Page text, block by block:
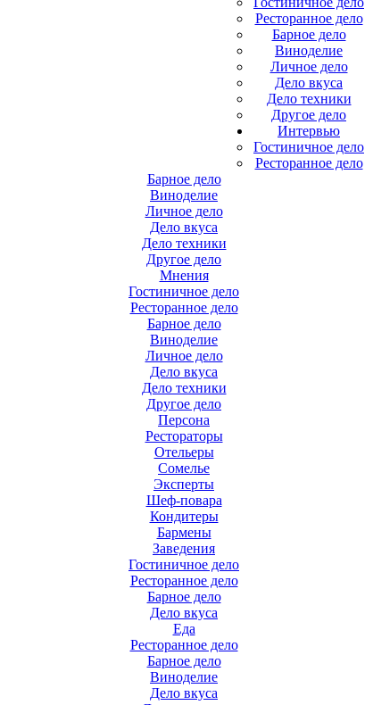
Ресторанное дело
Барное дело
Виноделие
Личное дело
Дело вкуса
Дело техники
Другое дело
Интервью
Гостиничное дело
Ресторанное дело
Барное дело
Виноделие
Личное дело
Дело вкуса
Дело техники
Другое дело
Мнения
Гостиничное дело
Ресторанное дело
Барное дело
Виноделие
Личное дело
Дело вкуса
Дело техники
Другое дело
Персона
Рестораторы
Отельеры
Сомелье
Эксперты
Шеф-повара
Кондитеры
Бармены
Заведения
Гостиничное дело
Ресторанное дело
Барное дело
Дело вкуса
Еда
Ресторанное дело
Барное дело
Виноделие
Дело вкуса